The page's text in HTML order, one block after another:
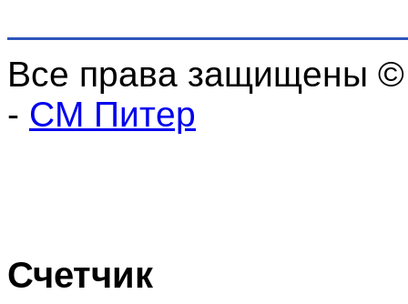
Все права защищены
- СМ Питер
Счетчик